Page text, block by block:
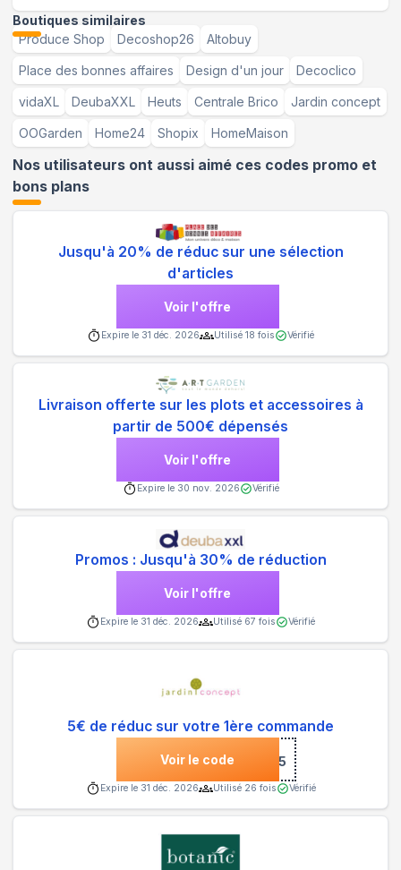
Boutiques similaires
Produce Shop
Decoshop26 Altobuy
Place des bonnes affaires Design d'un jour Decoclico
vidaXL DeubaXXL Heuts Centrale Brico Jardin concept
OOGarden Home24 Shopix HomeMaison
Nos utilisateurs ont aussi aimé ces codes promo et
bons plans
Jusqu'à 20% de réduc sur une sélection
d'articles
Voir l'offre
Expire le 31 déc. 2026 Utilisé 18 fois Vérifié
Livraison offerte sur les plots et accessoires à
partir de 500€ dépensés
Voir l'offre
Expire le 30 nov. 2026 Vérifié
Promos : Jusqu'à 30% de réduction
Voir l'offre
Expire le 31 déc. 2026 Utilisé 67 fois Vérifié
5€ de réduc sur votre 1ère commande
Voir le code***NVENUE5
Expire le 31 déc. 2026 Utilisé 26 fois Vérifié